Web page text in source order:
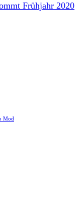
Frühjahr 2020
Mod